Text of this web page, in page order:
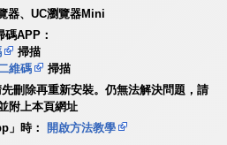
器、UC瀏覽器Mini
APP：
掃描
維碼
掃描
刪除再重新安裝。仍無法解決問題，請
附上本頁網址
」時：
開啟方法教學